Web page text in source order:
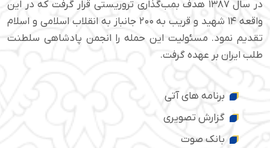
در سال ۱۳۸۷ هدف بمب‌گذاری تروریستی قرار گرفت که در این
واقعه ۱۴ شهید و قریب به ۲۰۰ جانباز به انقلاب اسلامی و اسلام
تقدیم نمود. مسئولیت این حمله را انجمن پادشاهی سلطنت
طلب ایران بر عهده گرفت.
برنامه های آتی
گزارش تصویری
بانک صوت